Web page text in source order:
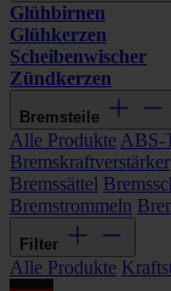
Glühbirnen
Glühkerzen
Scheibenwischer
Zündkerzen
Bremsteile
Alle Produkte ABS-
Bremskraftverstärker
Bremssättel
Bremstrommeln
Filter
Alle Produkte